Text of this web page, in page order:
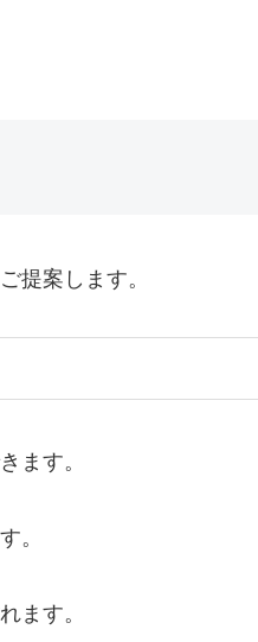
提案します。
ます。
。
ます。